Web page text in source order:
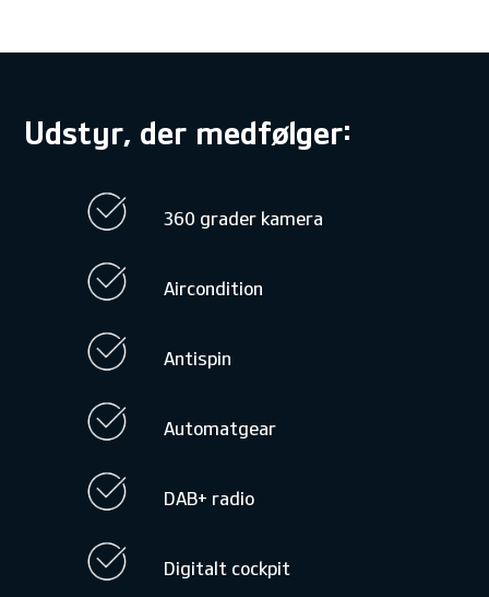
Udstyr, der medfølger:
360 grader kamera
Aircondition
Antispin
Automatgear
DAB+ radio
Digitalt cockpit